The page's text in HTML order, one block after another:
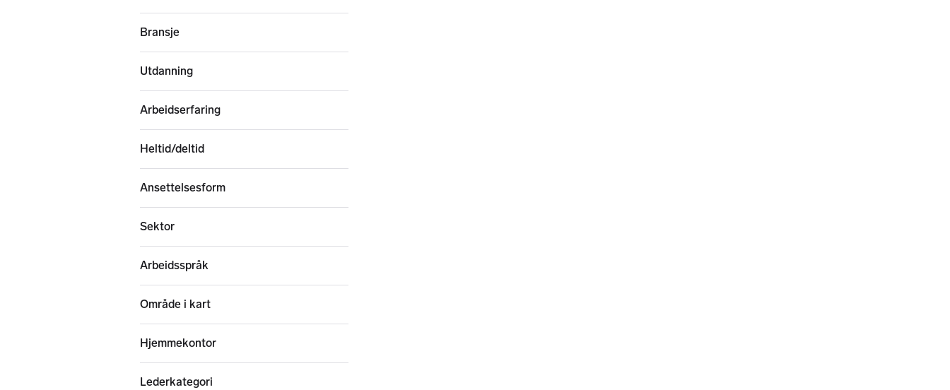
Bransje
Utdanning
Arbeidserfaring
Heltid/deltid
Ansettelsesform
Sektor
Arbeidsspråk
Område i kart
Hjemmekontor
Lederkategori